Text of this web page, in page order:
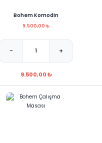
Bohem Komodin
9.500,00 ₺
− +
9.500,00 ₺